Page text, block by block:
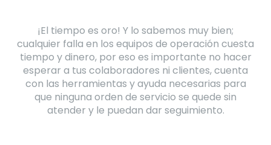
¡El tiempo es oro! Y lo sabemos muy bien;
cualquier falla en los equipos de operación cuesta
tiempo y dinero, por eso es importante no hacer
esperar a tus colaboradores ni clientes, cuenta
con las herramientas y ayuda necesarias para
que ninguna orden de servicio se quede sin
atender y le puedan dar seguimiento.